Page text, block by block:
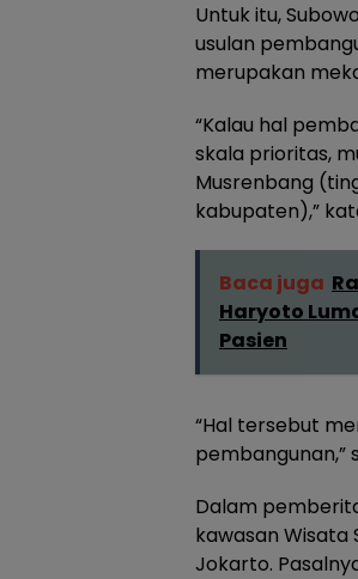
Untuk itu,
usulan
merupakan
“Kalau hal
skala prioritas,
Musrenbang
kabupaten),”
Baca juga
Haryoto
Pasien
“Hal tersebut
pembangunan,”
Dalam
kawasan Wisata
Jokarto.